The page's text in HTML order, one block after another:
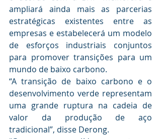
ampliará ainda mais as parcerias
estratégicas existentes entre as
empresas e estabelecerá um modelo
de esforços industriais conjuntos
para promover transições para um
mundo de baixo carbono.
“A transição de baixo carbono e o
desenvolvimento verde representam
uma grande ruptura na cadeia de
valor da produção de aço
tradicional”, disse Derong.